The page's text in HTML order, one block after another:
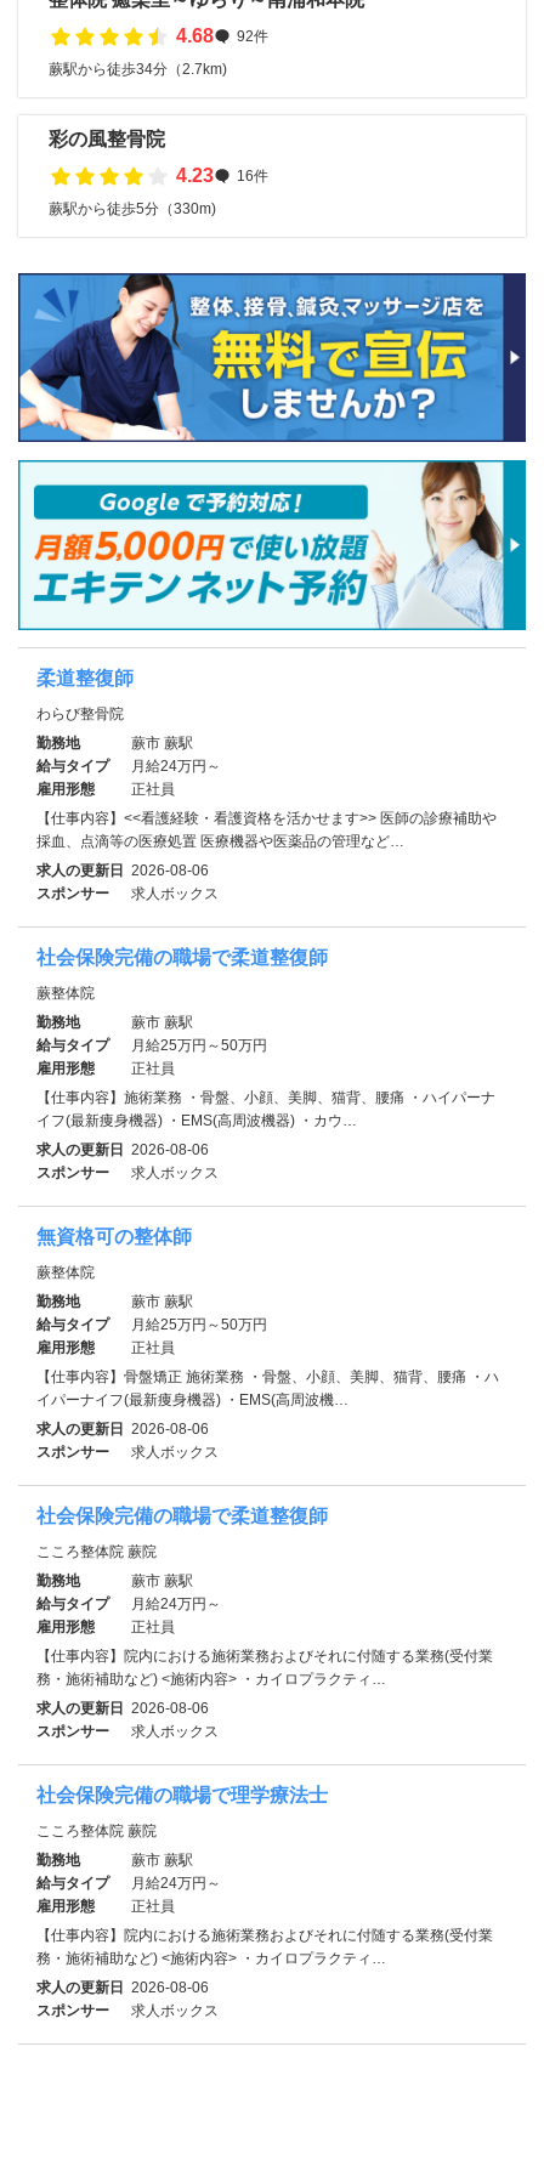
4.68
92件
蕨駅から徒歩34分（2.7km)
彩の風整骨院
4.23
16件
蕨駅から徒歩5分（330m)
柔道整復師
わらび整骨院
勤務地
蕨市 蕨駅
給与タイプ
月給24万円～
雇用形態
正社員
【仕事内容】<<看護経験・看護資格を活かせます>> 医師の診療補助や
採血、点滴等の医療処置 医療機器や医薬品の管理など…
求人の更新日 2026-08-06
スポンサー
求人ボックス
社会保険完備の職場で柔道整復師
蕨整体院
勤務地
蕨市 蕨駅
給与タイプ
月給25万円～50万円
雇用形態
正社員
【仕事内容】施術業務 ・骨盤、小顔、美脚、猫背、腰痛 ・ハイパーナ
イフ(最新痩身機器) ・EMS(高周波機器) ・カウ…
求人の更新日 2026-08-06
スポンサー
求人ボックス
無資格可の整体師
蕨整体院
勤務地
蕨市 蕨駅
給与タイプ
月給25万円～50万円
雇用形態
正社員
【仕事内容】骨盤矯正 施術業務 ・骨盤、小顔、美脚、猫背、腰痛 ・ハ
イパーナイフ(最新痩身機器) ・EMS(高周波機…
求人の更新日 2026-08-06
スポンサー
求人ボックス
社会保険完備の職場で柔道整復師
こころ整体院 蕨院
勤務地
蕨市 蕨駅
給与タイプ
月給24万円～
雇用形態
正社員
【仕事内容】院内における施術業務およびそれに付随する業務(受付業
務・施術補助など) <施術内容> ・カイロプラクティ…
求人の更新日 2026-08-06
スポンサー
求人ボックス
社会保険完備の職場で理学療法士
こころ整体院 蕨院
勤務地
蕨市 蕨駅
給与タイプ
月給24万円～
雇用形態
正社員
【仕事内容】院内における施術業務およびそれに付随する業務(受付業
務・施術補助など) <施術内容> ・カイロプラクティ…
求人の更新日 2026-08-06
スポンサー
求人ボックス